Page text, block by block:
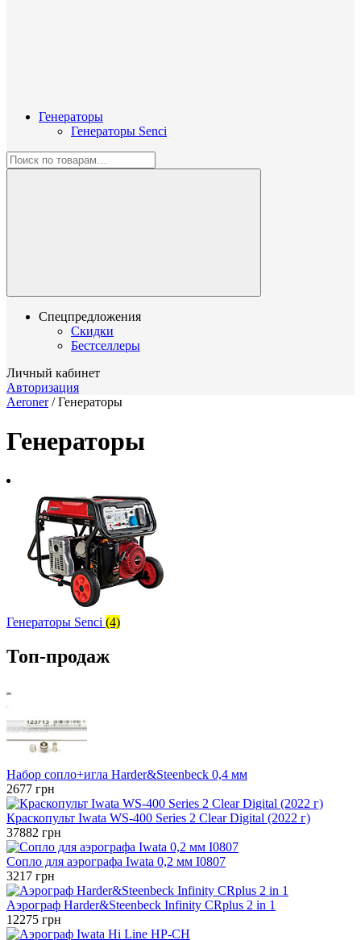
Генераторы
Генераторы Senci
Спецпредложения
Скидки
Бестселлеры
Личный кабинет
Авторизация
Aeroner/Генераторы
Генераторы
Генераторы Senci (4)
Топ-продаж
Набор сопло+игла Harder&Steenbeck 0,4 мм
2677 грн
Краскопульт Iwata WS-400 Series 2 Clear Digital (2022 г)
37882 грн
Сопло для аэрографа Iwata 0,2 мм I0807
3217 грн
Аэрограф Harder&Steenbeck Infinity CRplus 2 in 1
12275 грн